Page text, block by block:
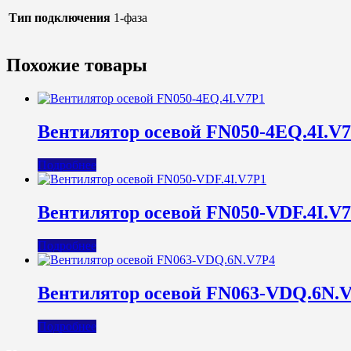
Тип подключения 1-фаза
Похожие товары
Вентилятор осевой FN050-
Подробнее
Вентилятор осевой FN050-
Подробнее
Вентилятор осевой FN063-
Подробнее